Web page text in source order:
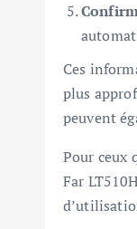
Ces
plus
peuvent
Pour ceux
Far